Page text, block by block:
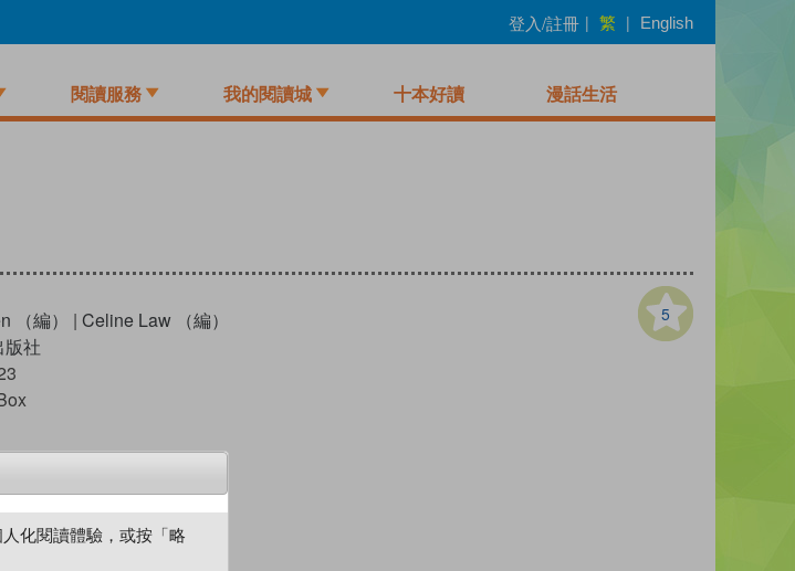
登入/註冊 | 繁 | English
閱讀服務 我的閱讀城 十本好讀 漫話生活
5
（編） | Celine Law （編）
社
加入閱讀紀錄
化閱讀體驗，或按「略